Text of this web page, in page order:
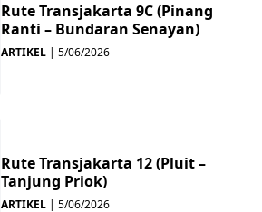
Rute Transjakarta 9C (Pinang
Ranti – Bundaran Senayan)
ARTIKEL | 5/06/2026
Rute Transjakarta 12 (Pluit –
Tanjung Priok)
ARTIKEL | 5/06/2026